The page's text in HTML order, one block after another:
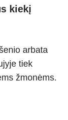
kiekį
arbata
tiek
žmonėms.